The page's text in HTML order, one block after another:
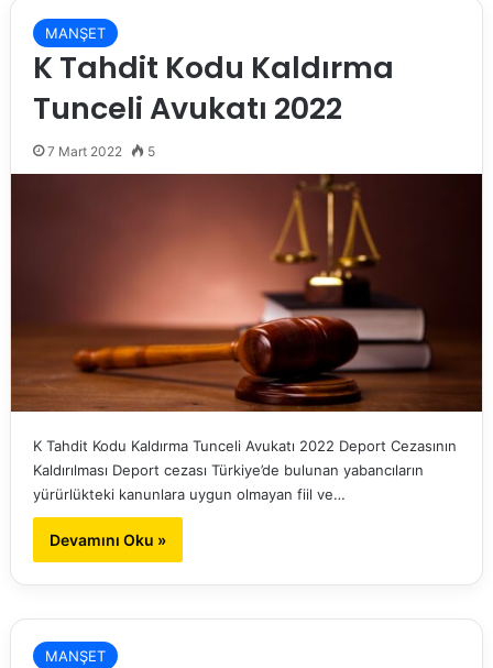
MANŞET
K Tahdit Kodu Kaldırma
Tunceli Avukatı 2022
7 Mart 2022 5
K Tahdit Kodu Kaldırma Tunceli Avukatı 2022 Deport Cezasının
Kaldırılması Deport cezası Türkiye’de bulunan yabancıların
yürürlükteki kanunlara uygun olmayan fiil ve…
Devamını Oku »
MANŞET